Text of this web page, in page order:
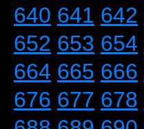
640 641 642
652 653 654
664 665 666
676 677 678